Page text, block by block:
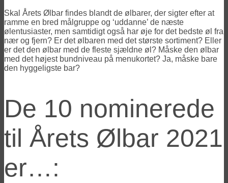
Skal Årets Ølbar findes blandt de ølbarer, der sigter efter at
ramme en bred målgruppe og ‘uddanne’ de næste
ølentusiaster, men samtidigt også har øje for det bedste øl fra
nær og fjern? Er det ølbaren med det største sortiment? Eller
er det den ølbar med de fleste sjældne øl? Måske den ølbar
med det højest bundniveau på menukortet? Ja, måske bare
den hyggeligste bar?
De 10 nominerede
til Årets Ølbar 2021
er…: